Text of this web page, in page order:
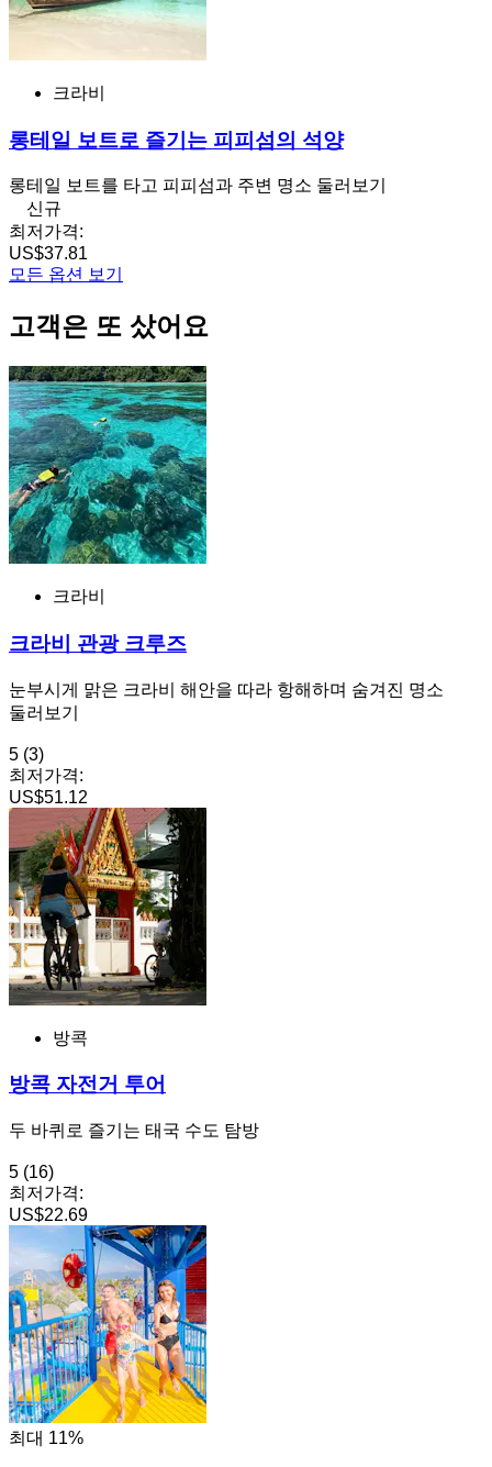
크라비
롱테일 보트로 즐기는 피피섬의 석양
롱테일 보트를 타고 피피섬과 주변 명소 둘러보기
신규
최저가격:
US$37.81
모든 옵션 보기
고객은 또 샀어요
크라비
크라비 관광 크루즈
눈부시게 맑은 크라비 해안을 따라 항해하며 숨겨진 명소
둘러보기
5 (3)
최저가격:
US$51.12
방콕
방콕 자전거 투어
두 바퀴로 즐기는 태국 수도 탐방
5 (16)
최저가격:
US$22.69
최대 11%